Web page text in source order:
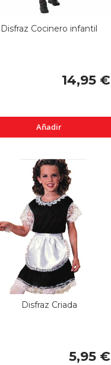
Disfraz Cocinero infantil
14,95 €
Añadir
Disfraz Criada
5,95 €